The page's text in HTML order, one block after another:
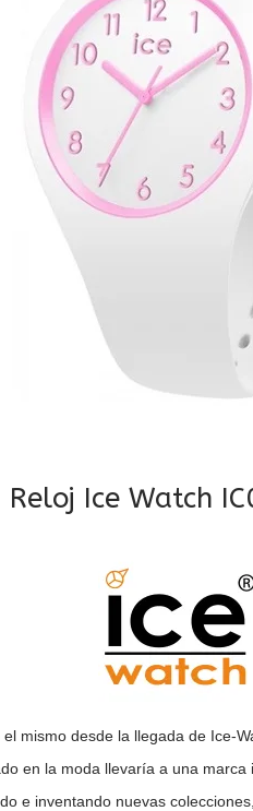
Reloj Ice Watch
mismo desde la llegada de Ice-
en la moda llevaría a una
e inventando nuevas